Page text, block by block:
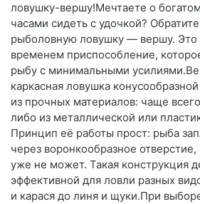
ловушку-вершу!Мечтаете о
часами сидеть с удочкой?
рыболовную ловушку — вершу. Это
временем приспособление,
рыбу с минимальными
каркасная ловушка
из прочных материалов: чаще
либо из металлической или
Принцип её работы прост: рыба
через воронкообразное
уже не может. Такая конструкция
эффективной для ловли разных
и карася до линя и щуки.При